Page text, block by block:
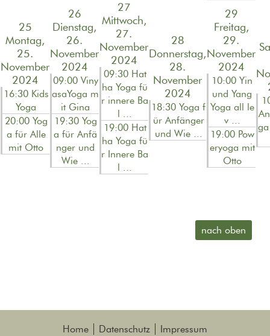
25
Montag,
25.
November
2024
16:30 Kids
Yoga
20:00 Yog
a für Alle
mit Otto
26
Dienstag,
26.
November
2024
09:00 Viny
asaYoga m
it Gina
19:30 Yog
a für Anfä
nger und
Wie ...
27
Mittwoch,
27.
November
2024
09:30 Hat
ha Yoga fü
r innere Ba
l ...
19:00 Hat
ha Yoga fü
r Innere Ba
l ...
28
Donnerstag,
28.
November
2024
18:30 Yoga f
ür Anfänger
und Wie ...
29
Freitag,
29.
November
2024
10:00 Yin
und Yang
Yoga all le
v ...
19:00 Pow
eryoga mit
Otto
nach oben
Home Datenschutz Impressum